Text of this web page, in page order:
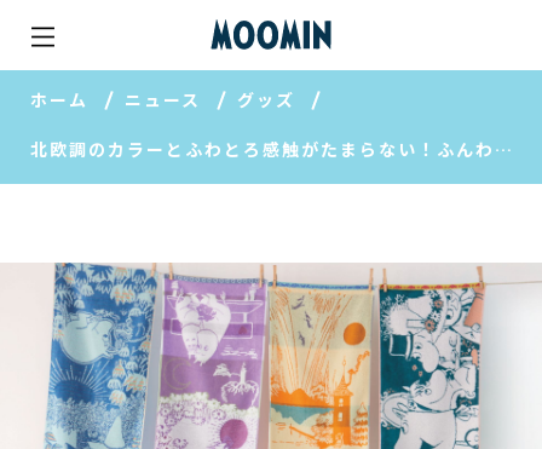
ホーム ニュース グッズ
北欧調のカラーとふわとろ感触がたまらない！ふんわりタオル【ベルメゾンオリジナル】